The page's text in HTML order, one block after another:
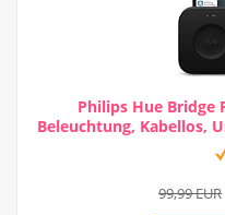
Philips Hue Bridge
Beleuchtung, Kabellos,
99,99 EUR